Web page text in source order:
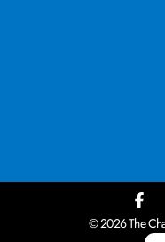
© 2026 The